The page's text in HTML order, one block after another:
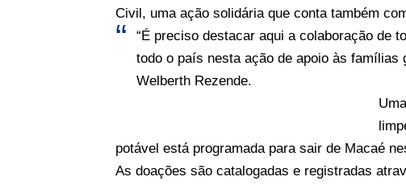
Civil, uma ação solidária que conta também
“É preciso destacar aqui a colaboração de
todo o país nesta ação de apoio às
Welberth Rezende.
potável está programada para sair de Macaé
As doações são catalogadas e registradas